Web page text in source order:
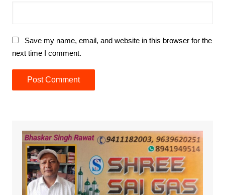
Save my name, email, and website in this browser for the
next time I comment.